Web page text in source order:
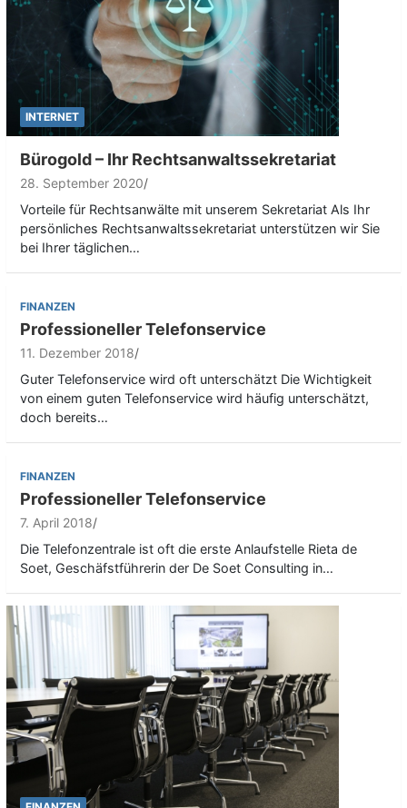
INTERNET
Bürogold – Ihr Rechtsanwaltssekretariat
28. September 2020
Vorteile für Rechtsanwälte mit unserem Sekretariat Als Ihr
persönliches Rechtsanwaltssekretariat unterstützen wir Sie
bei Ihrer täglichen…
FINANZEN
Professioneller Telefonservice
11. Dezember 2018
Guter Telefonservice wird oft unterschätzt Die Wichtigkeit
von einem guten Telefonservice wird häufig unterschätzt,
doch bereits…
FINANZEN
Professioneller Telefonservice
7. April 2018
Die Telefonzentrale ist oft die erste Anlaufstelle Rieta de
Soet, Geschäfstführerin der De Soet Consulting in…